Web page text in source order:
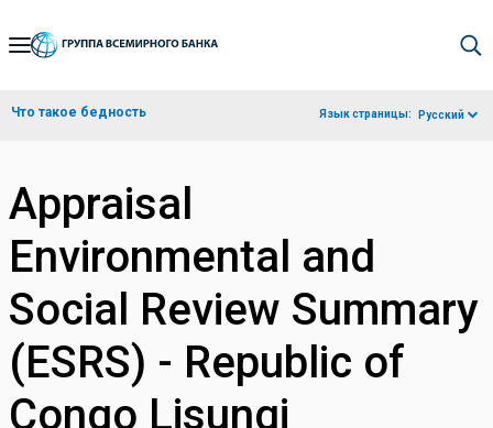
Skip
Navigation
Что такое бедность Язык страницы: Русский
Appraisal
Environmental and
Social Review Summary
(ESRS) - Republic of
Congo Lisungi